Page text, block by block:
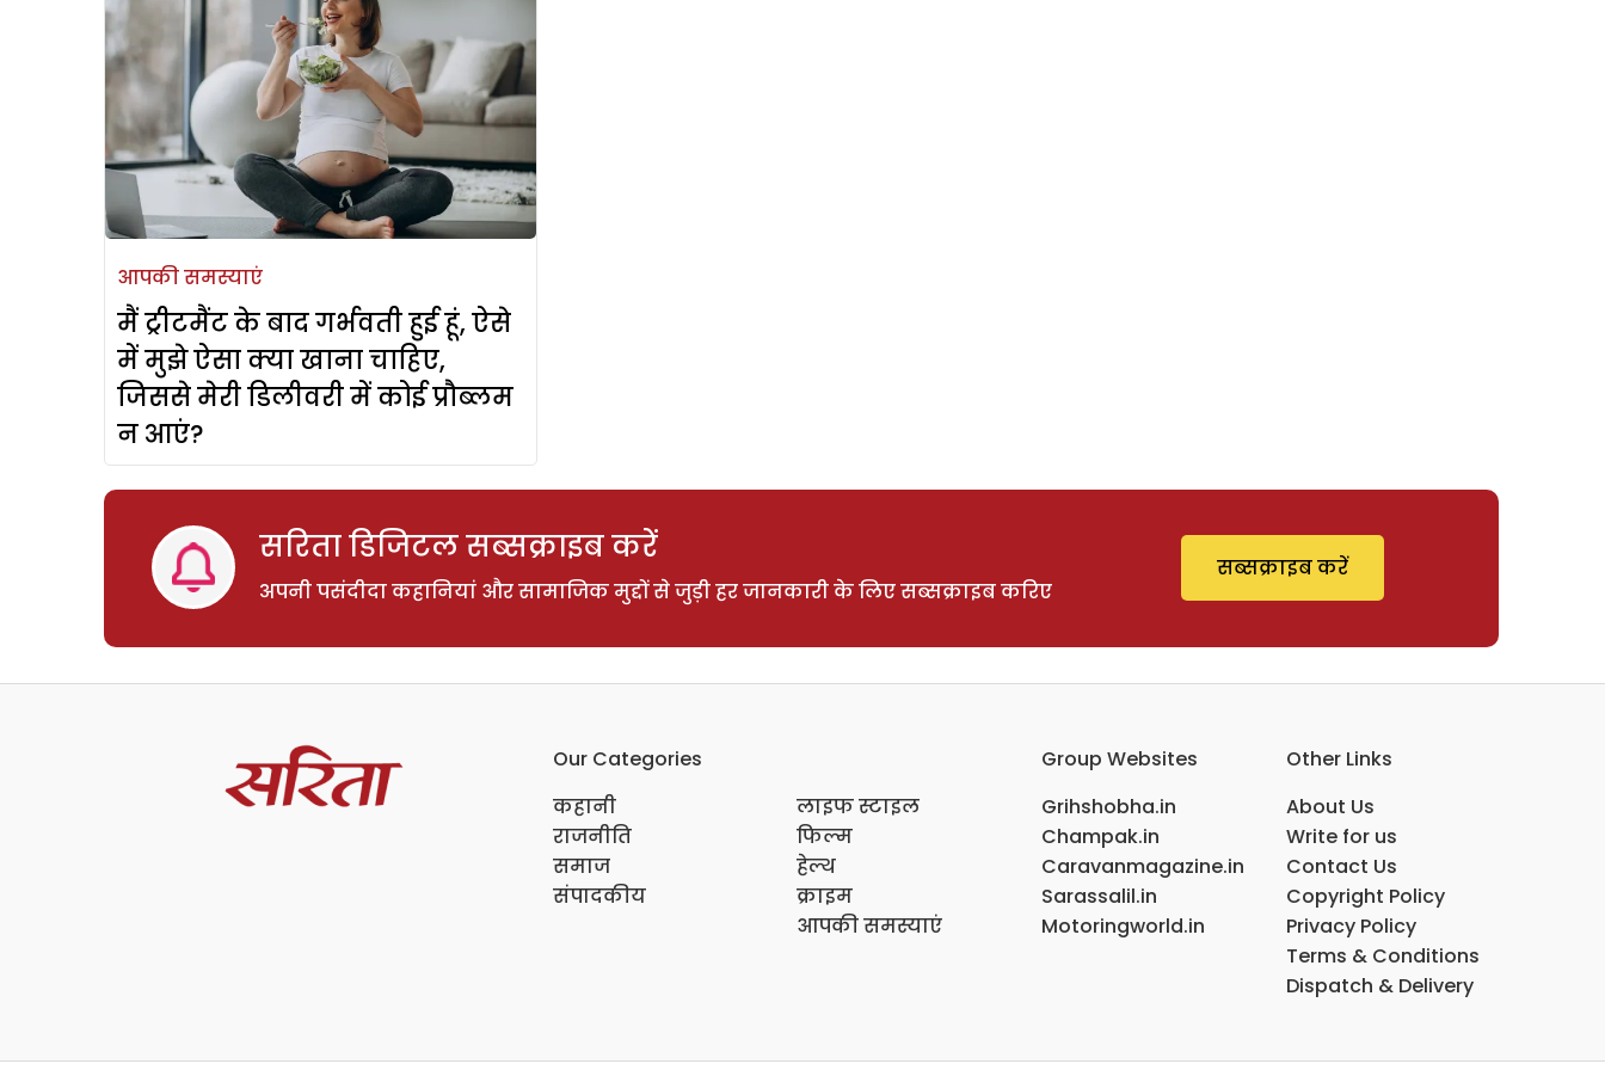
आपकी समस्याएं
मैं ट्रीटमैंट के बाद गर्भवती हुई हूं, ऐसे
में मुझे ऐसा क्या खाना चाहिए,
जिससे मेरी डिलीवरी में कोई प्रौब्लम
न आएं?
सरिता डिजिटल सब्सक्राइब करें
अपनी पसंदीदा कहानियां और सामाजिक मुद्दों से जुड़ी हर जानकारी के लिए सब्सक्राइब करिए
सब्सक्राइब करें
Our Categories
कहानी
राजनीति
समाज
संपादकीय
लाइफ स्टाइल
फिल्म
हेल्थ
क्राइम
आपकी समस्याएं
Group Websites
Grihshobha.in
Champak.in
Caravanmagazine.in
Sarassalil.in
Motoringworld.in
Other Links
About Us
Write for us
Contact Us
Copyright Policy
Privacy Policy
Terms & Conditions
Dispatch & Delivery